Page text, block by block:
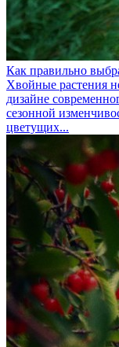
Как правильно
Хвойные растения
дизайне
сезонной
цветущих...